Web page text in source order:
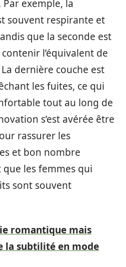
exemple, la
souvent respirante et
que la seconde est
l’équivalent de
dernière couche est
les fuites, ce qui
tout au long de
s’est avérée être
rassurer les
et bon nombre
que les femmes qui
sont souvent
romantique mais
la subtilité en mode